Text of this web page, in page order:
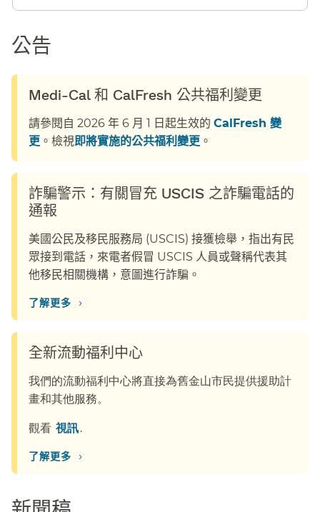
公告​​
Medi-Cal 和 CalFresh 公共福利變更​​
請參閱自 2026 年 6 月 1 日起生效的 CalFresh 變
更 。檢視 即將實施的公共福利變更 。​​
詐騙警示：有關冒充 USCIS 之詐騙電話的
通報​​
美國公民及移民服務局 (USCIS) 接獲檢舉，指出有民
眾接到電話，來電者假冒 USCIS 人員或聲稱代表其
他移民相關機構，意圖進行詐騙。​​
了解更多​​ ›
全新流動福利中心​​
我們的流動福利中心將直接為舊金山市民提供援助計
畫和其他服務。​​
觀看​​ 視訊​​.
了解更多​​ ›